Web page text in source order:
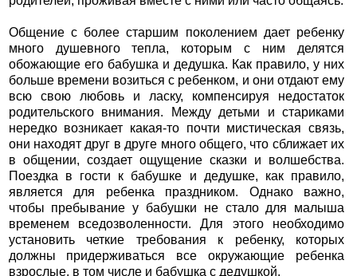
Общение с более старшим поколением дает ребенку
много душевного тепла, которым с ним делятся
обожающие его бабушка и дедушка. Как правило, у них
больше времени возиться с ребенком, и они отдают ему
всю свою любовь и ласку, компенсируя недостаток
родительского внимания. Между детьми и стариками
нередко возникает какая-то почти мистическая связь,
они находят друг в друге много общего, что сближает их
в общении, создает ощущение сказки и волшебства.
Поездка в гости к бабушке и дедушке, как правило,
является для ребенка праздником. Однако важно,
чтобы пребывание у бабушки не стало для малыша
временем вседозволенности. Для этого необходимо
установить четкие требования к ребенку, которых
должны придерживаться все окружающие ребенка
взрослые, в том числе и бабушка с дедушкой.